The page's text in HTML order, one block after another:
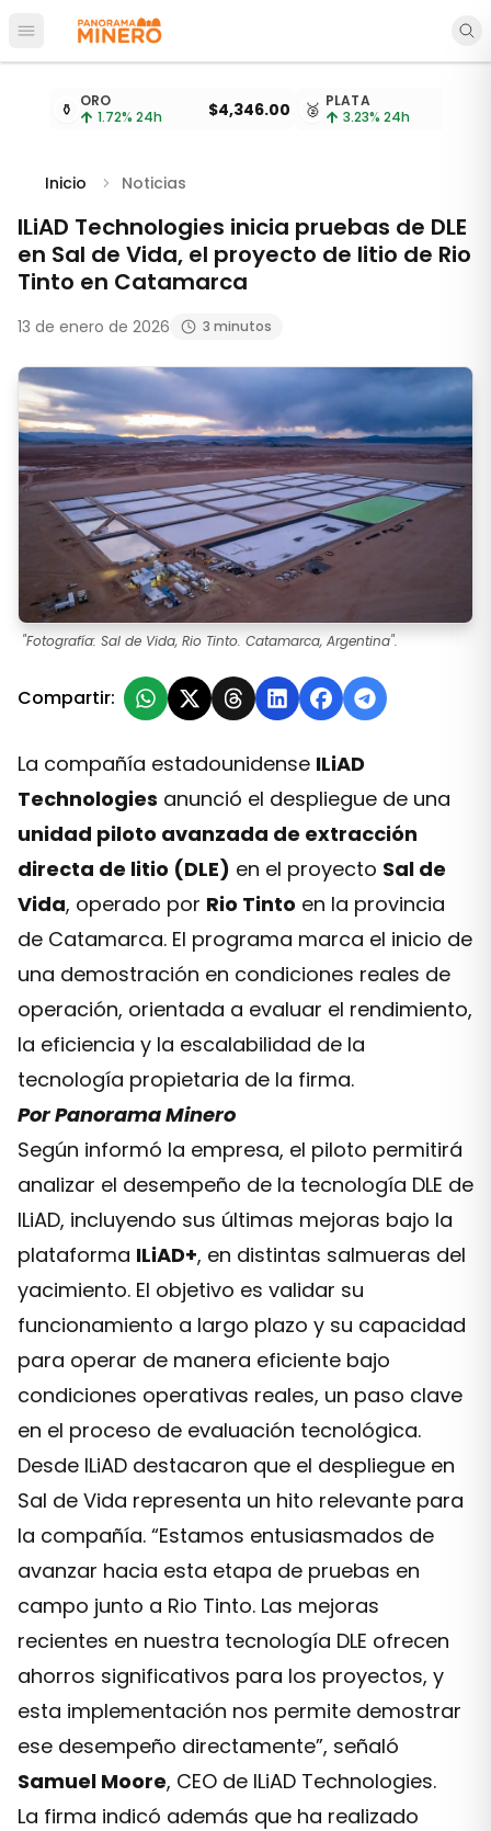
Abrir menú principal
Cotizaciones de metales actualizadas cada 15
⚱️ ORO
1.72% 24h $4,346.00 🥈 PLATA
3.23% 24h
Inicio Noticias
ILiAD Technologies inicia pruebas de DLE
en Sal de Vida, el proyecto de litio de Rio
Tinto en Catamarca
13 de enero de 2026 3 minutos
"Fotografía: Sal de Vida, Rio Tinto. Catamarca, Argentina".
Compartir:
La compañía estadounidense ILiAD
Technologies anunció el despliegue de una
unidad piloto avanzada de extracción
directa de litio (DLE) en el proyecto Sal de
Vida, operado por Rio Tinto en la provincia
de Catamarca. El programa marca el inicio de
una demostración en condiciones reales de
operación, orientada a evaluar el rendimiento,
la eficiencia y la escalabilidad de la
tecnología propietaria de la firma.
Por Panorama Minero
Según informó la empresa, el piloto permitirá
analizar el desempeño de la tecnología DLE de
ILiAD, incluyendo sus últimas mejoras bajo la
plataforma ILiAD+, en distintas salmueras del
yacimiento. El objetivo es validar su
funcionamiento a largo plazo y su capacidad
para operar de manera eficiente bajo
condiciones operativas reales, un paso clave
en el proceso de evaluación tecnológica.
Desde ILiAD destacaron que el despliegue en
Sal de Vida representa un hito relevante para
la compañía. “Estamos entusiasmados de
avanzar hacia esta etapa de pruebas en
campo junto a Rio Tinto. Las mejoras
recientes en nuestra tecnología DLE ofrecen
ahorros significativos para los proyectos, y
esta implementación nos permite demostrar
ese desempeño directamente”, señaló
Samuel Moore, CEO de ILiAD Technologies.
La firma indicó además que ha realizado